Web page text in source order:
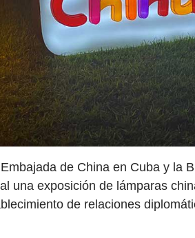
de China en Cuba y la
una exposición de lámparas
de relaciones